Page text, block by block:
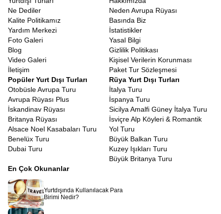
Ne Dediler
Kalite Politikamız
Yardım Merkezi
Foto Galeri
Blog
Video Galeri
İletişim
Neden Avrupa Rüyası
Basında Biz
İstatistikler
Yasal Bilgi
Gizlilik Politikası
Kişisel Verilerin Korunması
Paket Tur Sözleşmesi
Popüler Yurt Dışı Turları
Otobüsle Avrupa Turu
Avrupa Rüyası Plus
İskandinav Rüyası
Britanya Rüyası
Alsace Noel Kasabaları Turu
Benelüx Turu
Dubai Turu
Rüya Yurt Dışı Turları
İtalya Turu
İspanya Turu
Sicilya Amalfi Güney İtalya Turu
İsviçre Alp Köyleri & Romantik
Yol Turu
Büyük Balkan Turu
Kuzey Işıkları Turu
Büyük Britanya Turu
En Çok Okunanlar
Yurtdışında Kullanılacak Para
Birimi Nedir?